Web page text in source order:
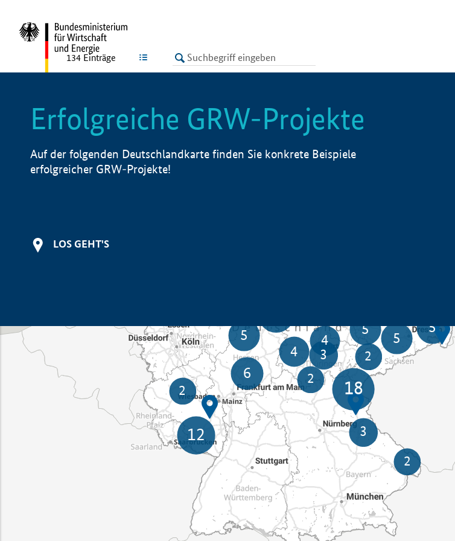
LISTE
134 Einträge
Erfolgreiche GRW-Projekte
Auf der folgenden Deutschlandkarte finden Sie konkrete Beispiele
erfolgreicher GRW-Projekte!
LOS GEHT'S